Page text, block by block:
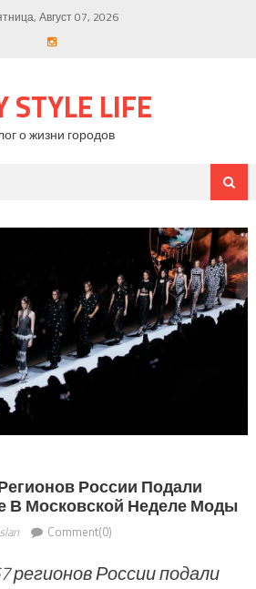
Август 07, 2026
STYLE LIFE
о жизни городов
России Подали
В Московской Неделе Моды
Comment(0)
регионов России подали